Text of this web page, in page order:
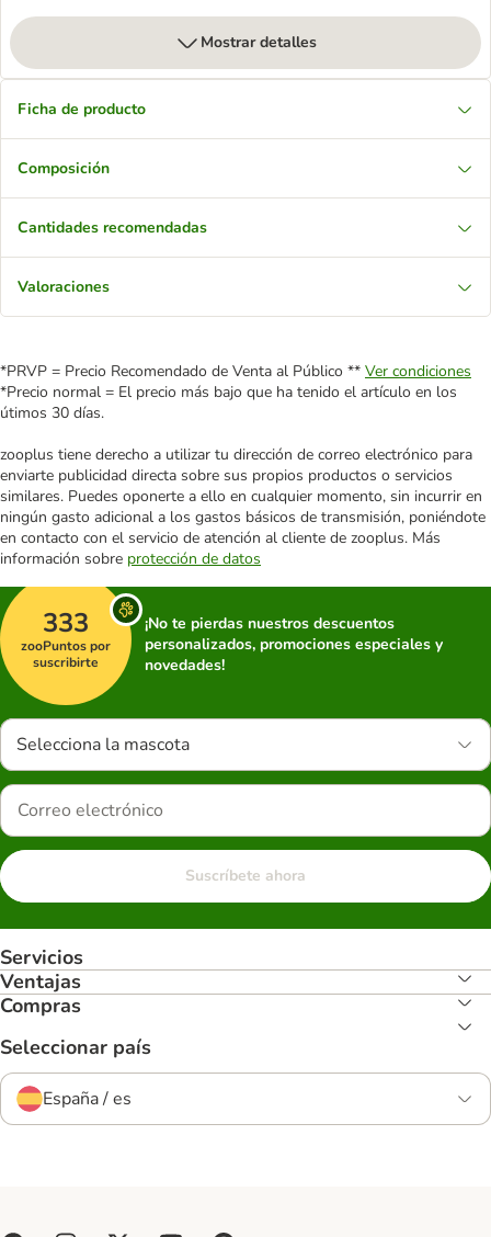
Mostrar detalles
Ficha de producto
Composición
Cantidades recomendadas
Valoraciones
*PRVP = Precio Recomendado de Venta al Público ** Ver condiciones
*Precio normal = El precio más bajo que ha tenido el artículo en los
útimos 30 días.
zooplus tiene derecho a utilizar tu dirección de correo electrónico para
enviarte publicidad directa sobre sus propios productos o servicios
similares. Puedes oponerte a ello en cualquier momento, sin incurrir en
ningún gasto adicional a los gastos básicos de transmisión, poniéndote
en contacto con el servicio de atención al cliente de zooplus. Más
información sobre protección de datos
333
zooPuntos por
suscribirte
¡No te pierdas nuestros descuentos
personalizados, promociones especiales y
novedades!
Selecciona la mascota
Suscríbete ahora
Servicios
Ventajas
Compras
Seleccionar país
España / es